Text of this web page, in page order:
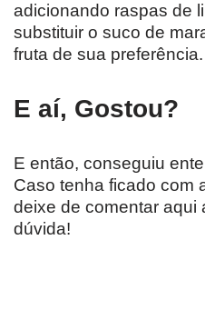
adicionando raspas de
substituir o suco de
fruta de sua preferência.
E aí, Gostou?
E então, conseguiu
Caso tenha ficado com
deixe de comentar aqui
dúvida!